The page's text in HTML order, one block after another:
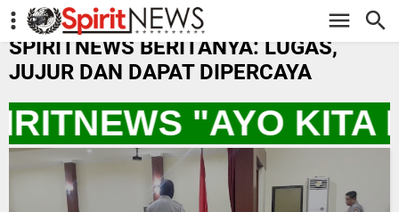
-->
SPIRITNEWS BERITANYA: LUGAS,
JUJUR DAN DAPAT DIPERCAYA
"AYO KITA